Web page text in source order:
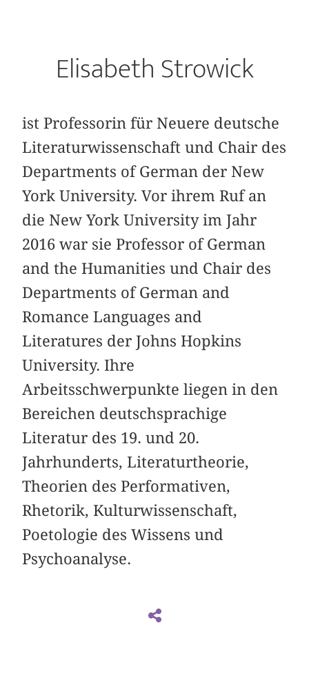
Elisabeth Strowick
ist Professorin für Neuere deutsche
Literaturwissenschaft und Chair des
Departments of German der New
York University. Vor ihrem Ruf an
die New York University im Jahr
2016 war sie Professor of German
and the Humanities und Chair des
Departments of German and
Romance Languages and
Literatures der Johns Hopkins
University. Ihre
Arbeitsschwerpunkte liegen in den
Bereichen deutschsprachige
Literatur des 19. und 20.
Jahrhunderts, Literaturtheorie,
Theorien des Performativen,
Rhetorik, ­Kulturwissenschaft,
Poetologie des Wissens und
Psychoanalyse.